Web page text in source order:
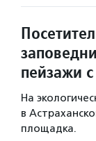
пейзажи
На
в
площадка.